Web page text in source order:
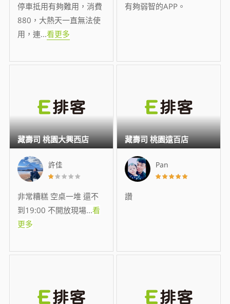
停車抵用有夠難用，消費
880，大熱天一直無法使
用，連...看更多
有夠弱智的APP。
許佳
非常糟糕 空桌一堆 還不
到19:00 不開放現場...看
更多
藏壽司 桃園大興西店
Pan
讚
藏壽司 桃園遠百店